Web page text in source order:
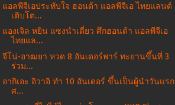
แอลพีจีเอประทับใจ ฮอนด้า แอลพีจีเอ ไทยแลนด์
เติบโต...
แองเจิล หยิน แซงนำเดี่ยว ศึกฮอนด้า แอลพีจีเอ
ไทยแล...
จีโน่-อาฒยา หวด 8 อันเดอร์พาร์ ทะยานขึ้นที่ 3
ร่วม...
อากิเอะ อิวาอิ ทำ 10 อันเดอร์ ขึ้นเป็นผู้นำวันแรก
ศ...